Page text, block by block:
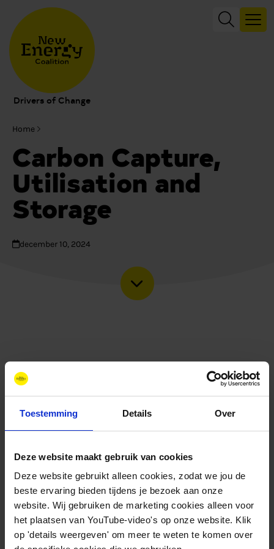
Toestemming Details Over
Deze website maakt gebruik van cookies
Deze website gebruikt alleen cookies, zodat we jou de
beste ervaring bieden tijdens je bezoek aan onze
website. Wij gebruiken de marketing cookies alleen voor
het plaatsen van YouTube-video's op onze website. Klik
op 'details weergeven' om meer te weten te komen over
Drivers of Change
Home
Carbon Capture,
Utilisation and
Storage
december 10, 2024
Contact
+31 88 11 66 800
info@newenergycoalition.org
Bereikbaarheid